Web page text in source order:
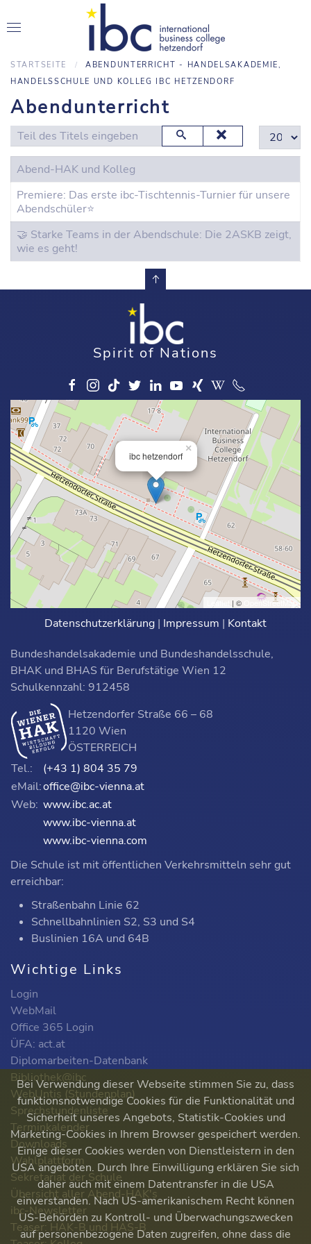
STARTSEITE
ABENDUNTERRICHT - HANDELSAKADEMIE,
HANDELSSCHULE UND KOLLEG IBC HETZENDORF
Abendunterricht
Teil des Titels eingeben Anzeige #
Abend-HAK und Kolleg
Premiere: Das erste ibc-Tischtennis-Turnier für unsere
Abendschüler⭐️
🤝 Starke Teams in der Abendschule: Die 2ASKB zeigt,
wie es geht!
Spirit of Nations
ibc hetzendorf
×
Leaflet | © OpenStreetMap
Datenschutzerklärung | Impressum | Kontakt
Bundeshandelsakademie und Bundeshandelsschule,
BHAK und BHAS für Berufstätige Wien 12
Schulkennzahl: 912458
Hetzendorfer Straße 66 – 68
1120 Wien
ÖSTERREICH
Tel.:
(+43 1) 804 35 79
eMail:office@ibc-vienna.at
Web: www.ibc.ac.at
www.ibc-vienna.at
www.ibc-vienna.com
Die Schule ist mit öffentlichen Verkehrsmitteln sehr gut
erreichbar:
Straßenbahn Linie 62
Schnellbahnlinien S2, S3 und S4
Buslinien 16A und 64B
Wichtige Links
Login
WebMail
Office 365 Login
ÜFA: act.at
Diplomarbeiten-Datenbank
Bibliothek@ibc
WebUntis (Stundenplan)
Sprechstundenliste
Terminkalender
Downloads
Wahlplattform
Sekretariat der Schule
Übersicht aller Abend-HAK's
ibc-Newsletter
Teaser: HAK-B und HAS-B
Bei Verwendung dieser Webseite stimmen Sie zu, dass
funktionsnotwendige Cookies für die Funktionalität und
Sicherheit unseres Angebots, Statistik-Cookies und
Marketing-Cookies in Ihrem Browser gespeichert werden.
Einige dieser Cookies werden von Dienstleistern in den
USA angeboten. Durch Ihre Einwilligung erklären Sie sich
daher auch mit einem Datentransfer in die USA
einverstanden. Nach US-amerikanischem Recht können
US-Behörden zu Kontroll- und Überwachungszwecken
auf personenbezogene Daten zugreifen, ohne dass die